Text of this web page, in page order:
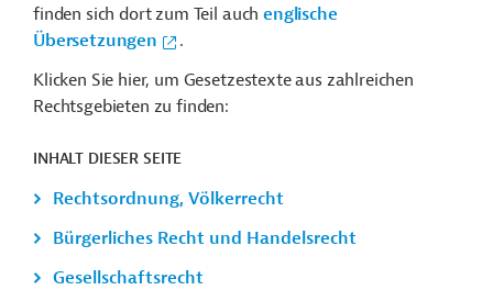
finden sich dort zum Teil auchenglische
Übersetzungen
.
Klicken Sie hier, um Gesetzestexte aus zahlreichen
Rechtsgebieten zu finden:
INHALT DIESER SEITE
Rechtsordnung, Völkerrecht
Bürgerliches Recht und Handelsrecht
Gesellschaftsrecht